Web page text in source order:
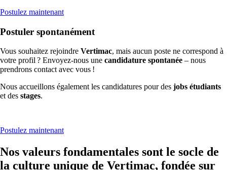
Postulez maintenant
Postuler spontanément
Vous souhaitez rejoindre Vertimac, mais aucun poste ne correspond à
votre profil ? Envoyez-nous une candidature spontanée – nous
prendrons contact avec vous !
Nous accueillons également les candidatures pour des jobs étudiants
et des stages.
Postulez maintenant
Nos valeurs fondamentales sont le socle de
la culture unique de Vertimac, fondée sur